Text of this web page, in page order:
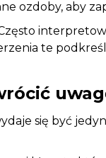
ozdoby, aby
te
się być